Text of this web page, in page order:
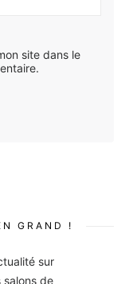
site dans le
GRAND !
sur
salons de